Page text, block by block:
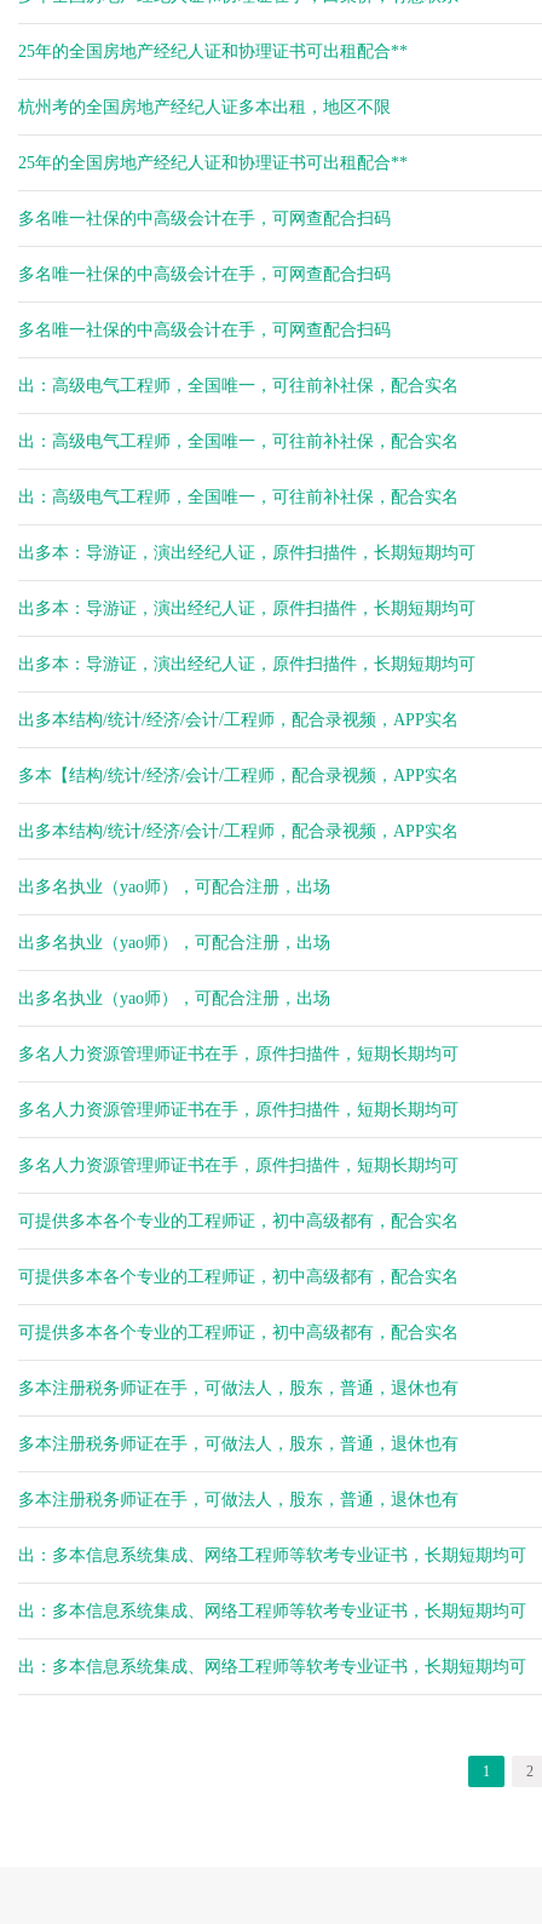
25年的全国房地产经纪人证和协理证书可出租配合**
杭州考的全国房地产经纪人证多本出租，地区不限
25年的全国房地产经纪人证和协理证书可出租配合**
多名唯一社保的中高级会计在手，可网查配合扫码
多名唯一社保的中高级会计在手，可网查配合扫码
多名唯一社保的中高级会计在手，可网查配合扫码
出：高级电气工程师，全国唯一，可往前补社保，配合实名
出：高级电气工程师，全国唯一，可往前补社保，配合实名
出：高级电气工程师，全国唯一，可往前补社保，配合实名
出多本：导游证，演出经纪人证，原件扫描件，长期短期均可
出多本：导游证，演出经纪人证，原件扫描件，长期短期均可
出多本：导游证，演出经纪人证，原件扫描件，长期短期均可
出多本结构/统计/经济/会计/工程师，配合录视频，APP实名
多本【结构/统计/经济/会计/工程师，配合录视频，APP实名
出多本结构/统计/经济/会计/工程师，配合录视频，APP实名
出多名执业（yao师），可配合注册，出场
出多名执业（yao师），可配合注册，出场
出多名执业（yao师），可配合注册，出场
多名人力资源管理师证书在手，原件扫描件，短期长期均可
多名人力资源管理师证书在手，原件扫描件，短期长期均可
多名人力资源管理师证书在手，原件扫描件，短期长期均可
可提供多本各个专业的工程师证，初中高级都有，配合实名
可提供多本各个专业的工程师证，初中高级都有，配合实名
可提供多本各个专业的工程师证，初中高级都有，配合实名
多本注册税务师证在手，可做法人，股东，普通，退休也有
多本注册税务师证在手，可做法人，股东，普通，退休也有
多本注册税务师证在手，可做法人，股东，普通，退休也有
出：多本信息系统集成、网络工程师等软考专业证书，长期短期均可
出：多本信息系统集成、网络工程师等软考专业证书，长期短期均可
出：多本信息系统集成、网络工程师等软考专业证书，长期短期均可
1 2